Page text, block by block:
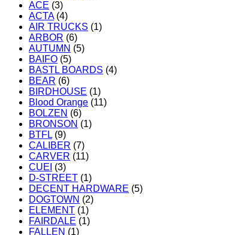
ACE (3)
ACTA (4)
AIR TRUCKS (1)
ARBOR (6)
AUTUMN (5)
BAIFO (5)
BASTL BOARDS (4)
BEAR (6)
BIRDHOUSE (1)
Blood Orange (11)
BOLZEN (6)
BRONSON (1)
BTFL (9)
CALIBER (7)
CARVER (11)
CUEI (3)
D-STREET (1)
DECENT HARDWARE (5)
DOGTOWN (2)
ELEMENT (1)
FAIRDALE (1)
FALLEN (1)